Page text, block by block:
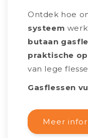
Ontdek hoe
systeem
butaan
praktische
van lege
Gasflessen
Meer